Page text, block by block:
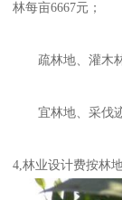
林每亩6667元；
疏林地、灌木林
宜林地、采伐迹
4,林业设计费按林